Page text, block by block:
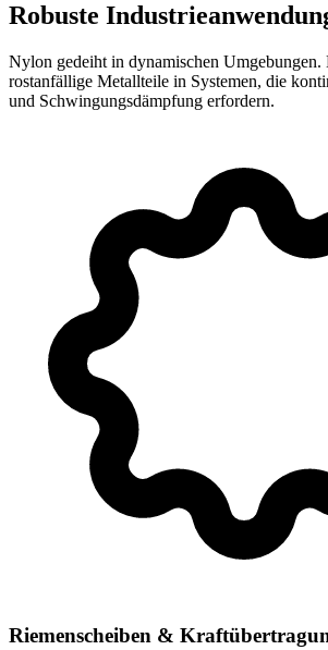
Robuste
Nylon gedeiht in dynamischen Umgebungen.
rostanfällige Metallteile in Systemen, die
und Schwingungsdämpfung erfordern.
Riemenscheiben &